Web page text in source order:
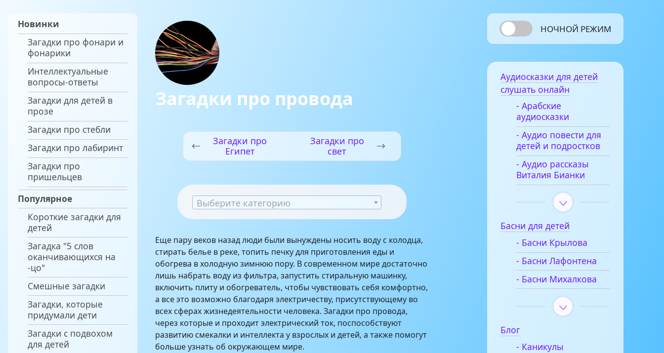
Новинки
Загадки про фонари и
фонарики
Интеллектуальные
вопросы-ответы
Загадки для детей в
прозе
Загадки про стебли
Загадки про лабиринт
Загадки про
пришельцев
Популярное
Короткие загадки для
детей
Загадка "5 слов
оканчивающихся на
-цо"
Смешные загадки
Загадки, которые
придумали дети
Загадки с подвохом
для детей
Загадки про провода
Загадки про
Египет
Загадки про
свет
Выберите категорию
Еще пару веков назад люди были вынуждены носить воду с колодца,
стирать белье в реке, топить печку для приготовления еды и
обогрева в холодную зимнюю пору. В современном мире достаточно
лишь набрать воду из фильтра, запустить стиральную машинку,
включить плиту и обогреватель, чтобы чувствовать себя комфортно,
а все это возможно благодаря электричеству, присутствующему во
всех сферах жизнедеятельности человека. Загадки про провода,
через которые и проходит электрический ток, поспособствуют
развитию смекалки и интеллекта у взрослых и детей, а также помогут
больше узнать об окружающем мире.
НОЧНОЙ РЕЖИМ
Аудиосказки для детей
слушать онлайн
- Арабские
аудиосказки
- Аудио повести для
детей и подростков
- Аудио рассказы
Виталия Бианки
Басни для детей
- Басни Крылова
- Басни Лафонтена
- Басни Михалкова
Блог
- Каникулы